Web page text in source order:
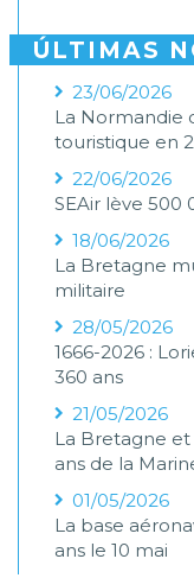
ÚLTIMAS
23/06/2026
La Normandie
touristique en
22/06/2026
SEAir lève 500
18/06/2026
La Bretagne
militaire
28/05/2026
1666-2026 :
360 ans
21/05/2026
La Bretagne
ans de la
01/05/2026
La base
ans le 10 mai